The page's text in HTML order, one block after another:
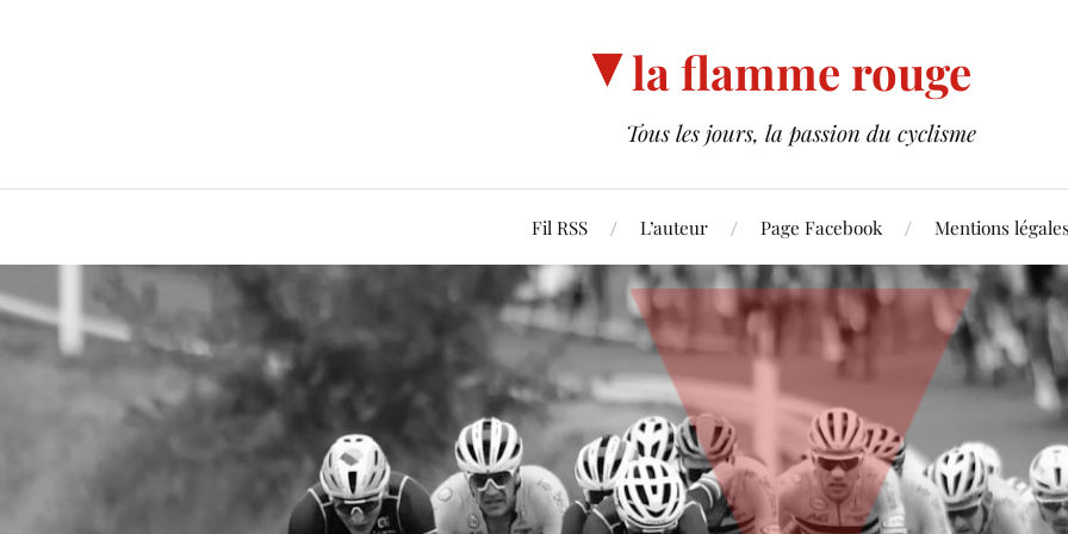
la flamme rouge
Tous les jours, la passion du cyclisme
Fil RSS L’auteur Page Facebook Mentions